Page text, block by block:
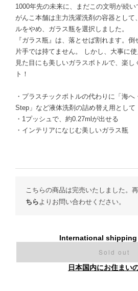
1000年先の未来に、まだこの文明が続
がんこ本舗は主力洗濯洗剤の容器として
ルをやめ、ガラス瓶を選択しました。
『ガラス瓶』は、落とせば割れます。
片手では持てません。 しかし、大事に使
見た目にも美しいガラスボトルで、楽し
ト！
・プラスチックボトルの代わりに「海へ
Step」など液体洗剤の詰め替え用として
・1プッシュで、約0.27mlが出せる
・インテリアになじむ美しいガラス瓶
こちらの商品は完売いたしました。
ちらよりお問い合わせください。
International
Sold out
日本国内にお住まい